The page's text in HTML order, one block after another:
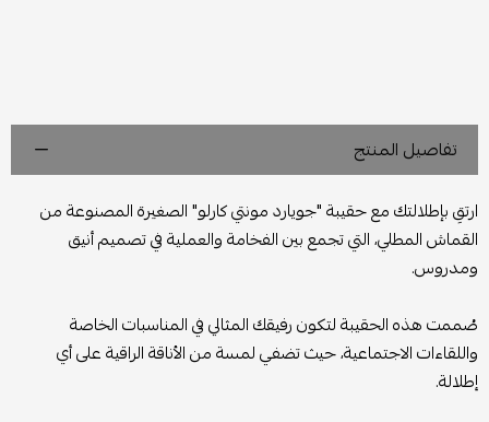
تفاصيل المنتج
ارتقِ بإطلالتك مع حقيبة "جويارد مونتي كارلو" الصغيرة المصنوعة من
القماش المطلي، التي تجمع بين الفخامة والعملية في تصميم أنيق
ومدروس.
صُممت هذه الحقيبة لتكون رفيقك المثالي في المناسبات الخاصة
واللقاءات الاجتماعية، حيث تضفي لمسة من الأناقة الراقية على أي
إطلالة.